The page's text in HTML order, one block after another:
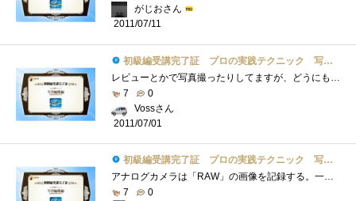
がじおさん
2011/07/11
初級編受講完了証 プロの実践テクニック 写真編集編
レビューとかで写真撮ったりしてますが、どうにも「暗い」とか「細部がぼけた」とか「いらんもの写ってる」とかで、何度も撮り直してるんで�...
7
0
Vossさん
2011/07/01
初級編受講完了証 プロの実践テクニック 写真編集編
アナログカメラは「RAW」の画像を記録する。一眼デジタルカメラも「RAW」の画像を記録できる。普通のデジタルカメラは「RAW」を圧縮して画像を�...
7
0